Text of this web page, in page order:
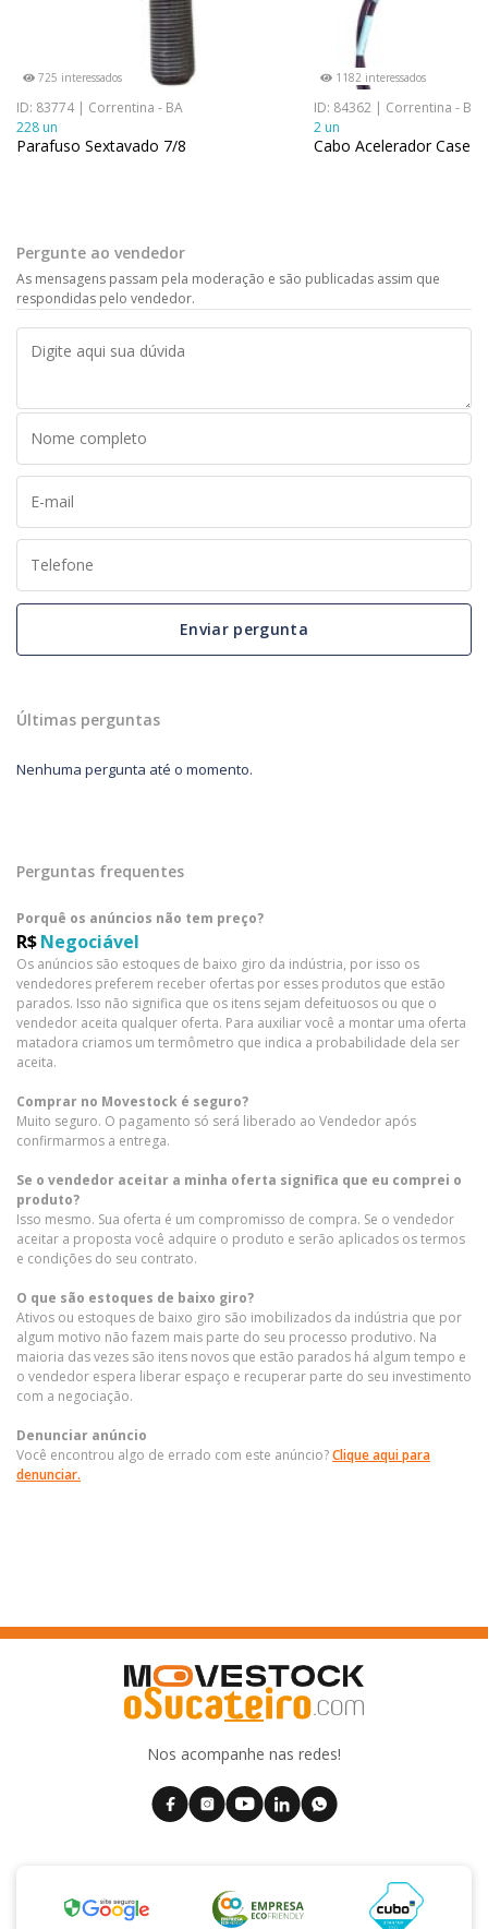
725 interessados
ID: 83774 | Correntina - BA
228 un
Parafuso Sextavado 7/8
1182 interessados
ID: 84362 | Correntina - BA
2 un
Cabo Acelerador Case
Pergunte ao vendedor
As mensagens passam pela moderação e são publicadas assim que
respondidas pelo vendedor.
Enviar pergunta
Últimas perguntas
Nenhuma pergunta até o momento.
Perguntas frequentes
Porquê os anúncios não tem preço?
R$Negociável
Os anúncios são estoques de baixo giro da indústria, por isso os
vendedores preferem receber ofertas por esses produtos que estão
parados. Isso não significa que os itens sejam defeituosos ou que o
vendedor aceita qualquer oferta. Para auxiliar você a montar uma oferta
matadora criamos um termômetro que indica a probabilidade dela ser
aceita.
Comprar no Movestock é seguro?
Muito seguro. O pagamento só será liberado ao Vendedor após
confirmarmos a entrega.
Se o vendedor aceitar a minha oferta significa que eu comprei o
produto?
Isso mesmo. Sua oferta é um compromisso de compra. Se o vendedor
aceitar a proposta você adquire o produto e serão aplicados os termos
e condições do seu contrato.
O que são estoques de baixo giro?
Ativos ou estoques de baixo giro são imobilizados da indústria que por
algum motivo não fazem mais parte do seu processo produtivo. Na
maioria das vezes são itens novos que estão parados há algum tempo e
o vendedor espera liberar espaço e recuperar parte do seu investimento
com a negociação.
Denunciar anúncio
Você encontrou algo de errado com este anúncio?Clique aqui para
denunciar.
Nos acompanhe nas redes!